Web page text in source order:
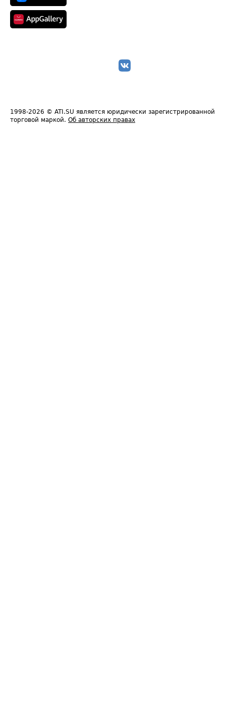
1998-2026 © ATI.SU является юридически зарегистрированной
торговой маркой. Об авторских правах